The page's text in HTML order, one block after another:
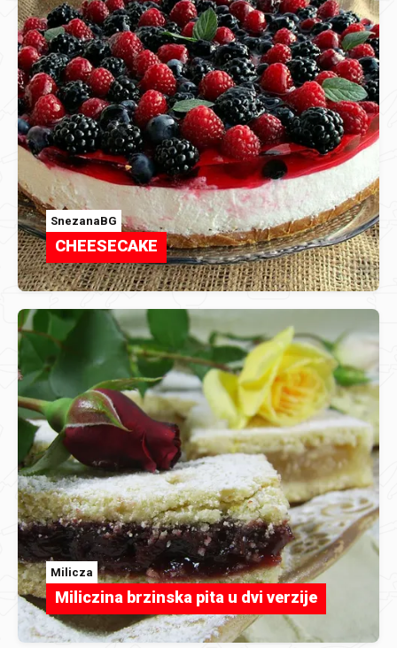
SnezanaBG
CHEESECAKE
Milicza
Miliczina brzinska pita u dvi verzije